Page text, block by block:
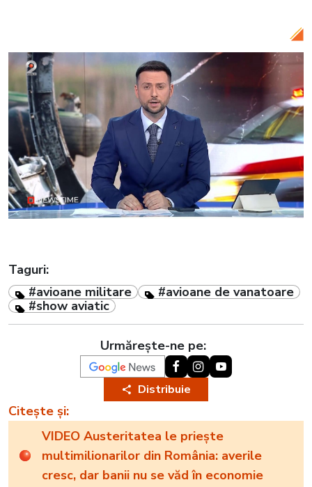
Taguri:
#avioane militare
#avioane de vanatoare
#show aviatic
Urmărește-ne pe:
Distribuie
Citește și:
VIDEO Austeritatea le priește
multimilionarilor din România: averile
cresc, dar banii nu se văd în economie